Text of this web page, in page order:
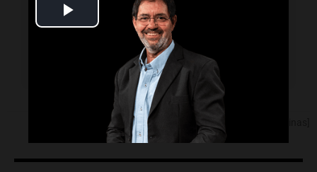
¿Por qué se sospecha del detenido?
Se cree que la rivalidad entre ambos
jóvenes fue el posible móvil del crimen.
[Fuente: Noticias Argentinas]